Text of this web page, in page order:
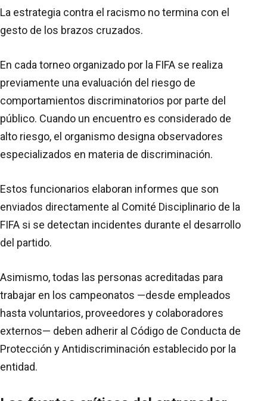
La estrategia contra el racismo no termina con el
gesto de los brazos cruzados.
En cada torneo organizado por la FIFA se realiza
previamente una evaluación del riesgo de
comportamientos discriminatorios por parte del
público. Cuando un encuentro es considerado de
alto riesgo, el organismo designa observadores
especializados en materia de discriminación.
Estos funcionarios elaboran informes que son
enviados directamente al Comité Disciplinario de la
FIFA si se detectan incidentes durante el desarrollo
del partido.
Asimismo, todas las personas acreditadas para
trabajar en los campeonatos —desde empleados
hasta voluntarios, proveedores y colaboradores
externos— deben adherir al Código de Conducta de
Protección y Antidiscriminación establecido por la
entidad.